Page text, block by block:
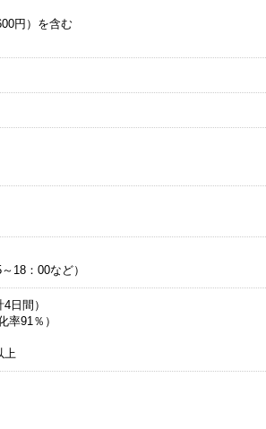
円）を含む
18：00など）
日間）
率91％）
上